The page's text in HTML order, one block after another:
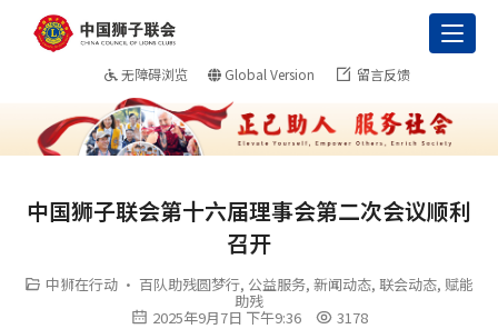
无障碍浏览 Global Version 留言反馈
中国狮子联会第十六届理事会第二次会议顺利
召开
中狮在行动 · 百队助残圆梦行, 公益服务, 新闻动态, 联会动态, 赋能
助残
2025年9月7日 下午9:36 3178